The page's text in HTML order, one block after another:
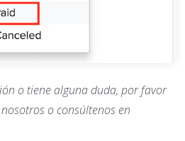
o tiene alguna duda, por favor
o consúltenos en